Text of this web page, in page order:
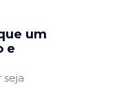
um
e